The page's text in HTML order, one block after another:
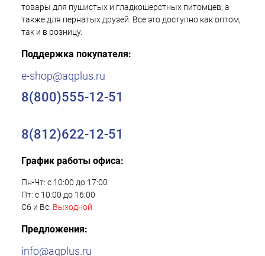
товары для пушистых и гладкошерстных питомцев, а
также для пернатых друзей. Все это доступно как оптом,
так и в розницу.
Поддержка покупателя:
e-shop@aqplus.ru
8(800)555-12-51
8(812)622-12-51
График работы офиса:
Пн-Чт: с 10:00 до 17:00
Пт: с 10:00 до 16:00
Сб и Вс: Выходной
Предложения:
info@aqplus.ru